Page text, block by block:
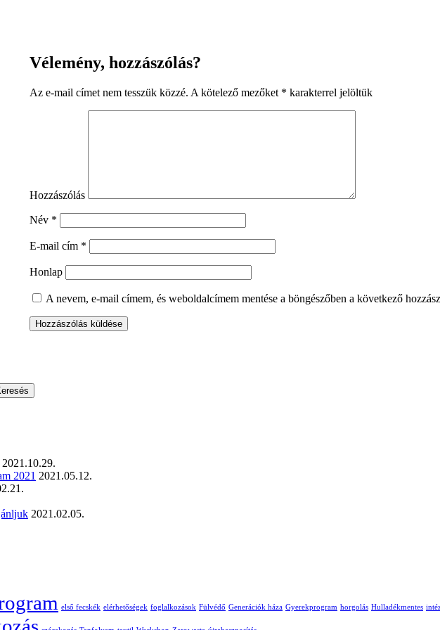
Vélemény, hozzászólás?
Az e-mail címet nem tesszük közzé. A kötelező mezőket * karakterrel jelöltük
Hozzászólás
Név *
E-mail cím *
Honlap
A nevem, e-mail címem, és weboldalcímem mentése a böngészőben a következő
2021.10.29.
2021 2021.05.12.
2021.02.05.
első fecskék elérhetőségek foglalkozások Fülvédő Generációk háza Gyerekprogram horgolás Hulladékmentes